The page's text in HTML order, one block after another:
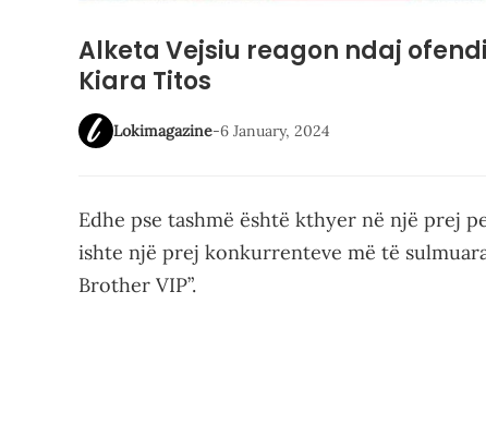
Alketa Vejsiu reagon ndaj
Kiara Titos
Lokimagazine-6 January, 2024
Edhe pse tashmë është kthyer në një prej
ishte një prej konkurrenteve më të
Brother VIP”.